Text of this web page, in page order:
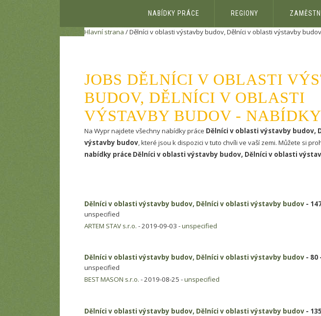
NABÍDKY PRÁCE REGIONY
Hlavní strana / Dělníci v oblasti výstavby budov, Dělníci v oblasti výstavby budov
JOBS DĚLNÍCI V OBLASTI
BUDOV, DĚLNÍCI V OBLASTI
VÝSTAVBY BUDOV -
Na Wypr najdete všechny nabídky práce Dělníci v oblasti výstavby budov,
výstavby budov, které jsou k dispozici v tuto chvíli ve vaší zemi. Můžete si
nabídky práce Dělníci v oblasti výstavby budov, Dělníci v oblasti
Dělníci v oblasti výstavby budov, Dělníci v oblasti výstavby budov -
unspecified
ARTEM STAV s.r.o. - 2019-09-03 -unspecified
Dělníci v oblasti výstavby budov, Dělníci v oblasti výstavby budov - 80
unspecified
BEST MASON s.r.o. - 2019-08-25 -unspecified
Dělníci v oblasti výstavby budov, Dělníci v oblasti výstavby budov -